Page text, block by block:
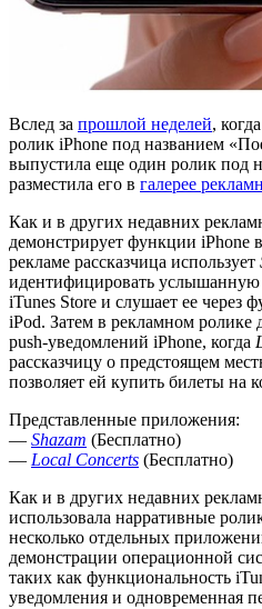
Вслед за прошлой неделей,
ролик iPhone под названием
выпустила еще один ролик под
разместила его в галерее
Как и в других недавних
демонстрирует функции iPhone
рекламе рассказчица использует
идентифицировать услышанную
iTunes Store и слушает ее через
iPod. Затем в рекламном ролике
push-уведомлений iPhone, когда
рассказчицу о предстоящем
позволяет ей купить билеты на
Представленные приложения:
— Shazam (Бесплатно)
— Local Concerts (Бесплатно)
Как и в других недавних
использовала нарративные
несколько отдельных
демонстрации операционной
таких как функциональность
уведомления и одновременная